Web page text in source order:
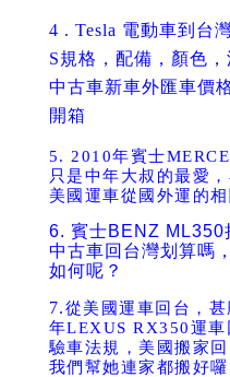
4 . Tesla 電動車到台
S規格，配備，顏色
中古車新車外匯車價
開箱
5. 2010年賓士
只是中年大叔的最愛
美國運車從國外運的
6. 賓士BENZ ML350
中古車回台灣划算嗎
如何呢？
7.從美國運車回台，
年LEXUS RX350運車
驗車法規，美國搬家
我們幫她連家都搬好囉